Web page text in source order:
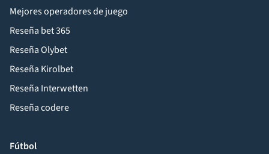
Mejores operadores de juego
Reseña bet 365
Reseña Olybet
Reseña Kirolbet
Reseña Interwetten
Reseña codere
Fútbol